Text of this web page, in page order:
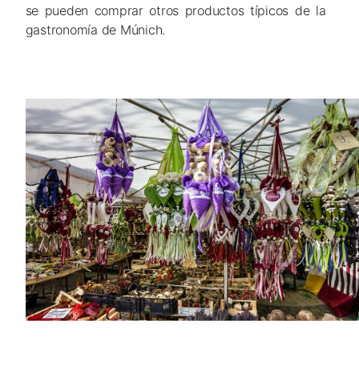
se pueden comprar otros productos típicos de la
gastronomía de Múnich.